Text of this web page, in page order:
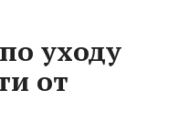
уходу
от